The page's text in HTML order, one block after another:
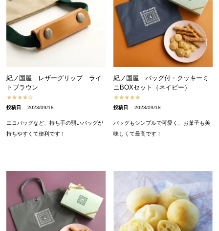
紀ノ国屋 レザーグリップ ライ
トブラウン
投稿日 2023/09/18
エコバッグなど、持ち手の弱いバッグが
持ちやすくて便利です！
紀ノ国屋 バッグ付・クッキーミ
ニBOXセット（ネイビー）
投稿日 2023/09/18
バッグもシンプルで可愛く、お菓子も美
味しくて最高です！